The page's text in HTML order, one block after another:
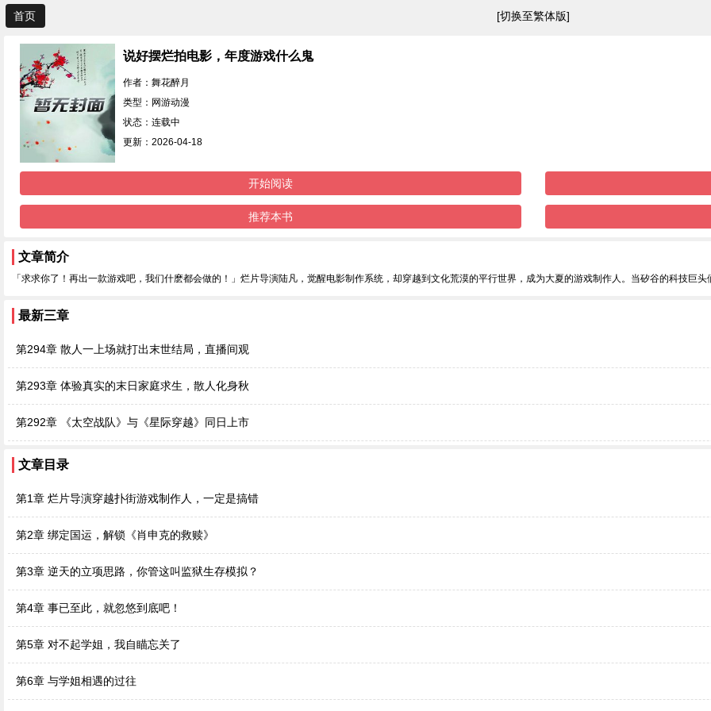
首页 [切换至繁体版]
说好摆烂拍电影，年度游戏什么鬼
作者：舞花醉月
类型：网游动漫
状态：连载中
更新：2026-04-18
开始阅读
推荐本书
文章简介
「求求你了！再出一款游戏吧，我们什麽都会做的！」烂片导演陆凡，觉醒电影制作系统，却穿越到文化荒漠的平行世界，成为大夏的游戏制作人。当矽谷的科技巨
最新三章
第294章 散人一上场就打出末世结局，直播间观
第293章 体验真实的末日家庭求生，散人化身秋
第292章 《太空战队》与《星际穿越》同日上市
文章目录
第1章 烂片导演穿越扑街游戏制作人，一定是搞错
第2章 绑定国运，解锁《肖申克的救赎》
第3章 逆天的立项思路，你管这叫监狱生存模拟？
第4章 事已至此，就忽悠到底吧！
第5章 对不起学姐，我自瞄忘关了
第6章 与学姐相遇的过往